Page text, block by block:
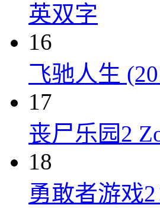
英双字
16
飞驰人生
17
丧尸乐园2
18
勇敢者游戏